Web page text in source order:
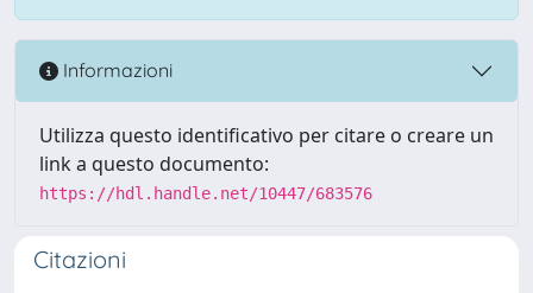
Informazioni
Utilizza questo identificativo per citare o creare un
link a questo documento:
https://hdl.handle.net/10447/683576
Citazioni